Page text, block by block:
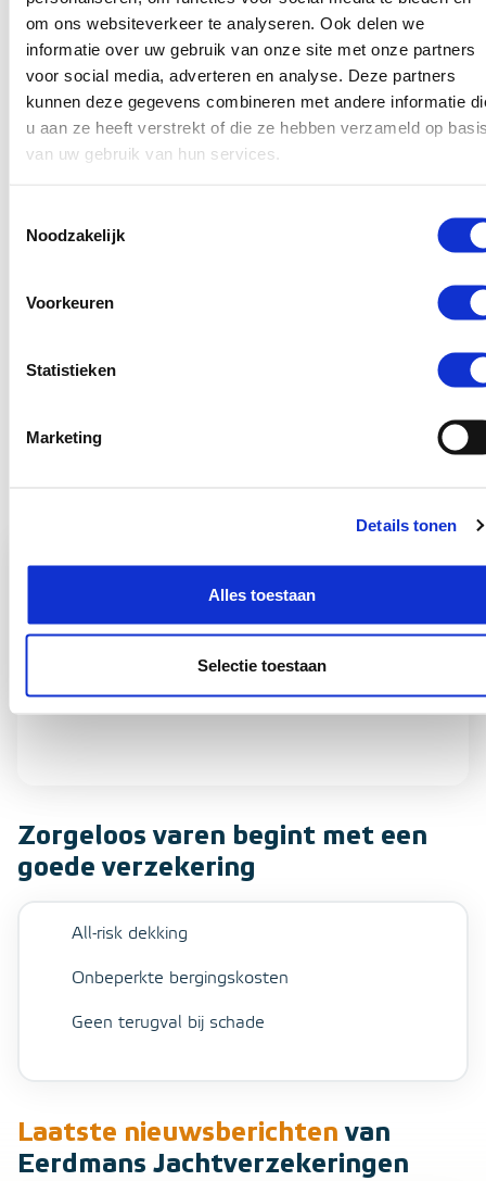
om ons websiteverkeer te analyseren. Ook delen we
informatie over uw gebruik van onze site met onze partners
voor social media, adverteren en analyse. Deze partners
kunnen deze gegevens combineren met andere informatie
u aan ze heeft verstrekt of die ze hebben verzameld op
van uw gebruik van hun services.
Noodzakelijk
Voorkeuren
Statistieken
Marketing
Details tonen
Alles toestaan
Selectie toestaan
werkdagen in uw mailbox op uw e-mailadres. Via ons
overzichtelijke klantportaal regelt u vervolgens al uw
verzekeringszaken op één plek.
Meer over onze werkwijze
Beste bootverzekering volgens het
Uit de vergelijking van het Watersportverbond is
Eerdmans Jachtverzekeringen de beste verzekering met
Nederlands Watersport Verbond is het overkoepelende
Nederland met ruim 70.000 leden. Om tot dit oordeel te
Zorgeloos varen begint met een
goede verzekering
All-risk dekking
Onbeperkte bergingskosten
Geen terugval bij schade
Laatste nieuwsberichten van
Eerdmans Jachtverzekeringen